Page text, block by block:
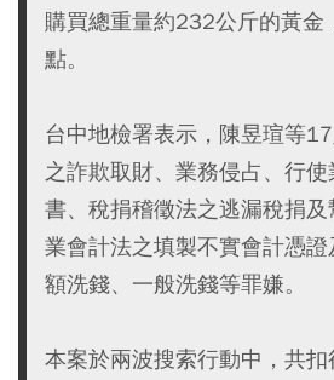
購買總重量約232公斤的黃金
點。
台中地檢署表示，陳昱瑄等
之詐欺取財、業務侵占、行
書、稅捐稽徵法之逃漏稅捐
業會計法之填製不實會計憑
額洗錢、一般洗錢等罪嫌。
本案於兩波搜索行動中，共